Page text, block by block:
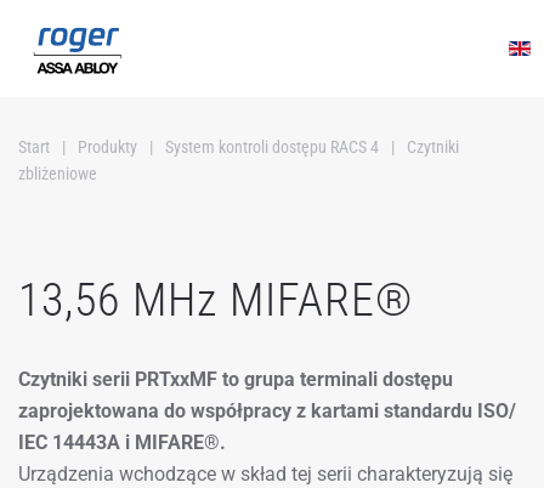
Przejdź do głównej treści
Start Produkty System kontroli dostępu RACS 4
Czytniki
zbliżeniowe
13,56 MHz MIFARE®
Czytniki serii PRTxxMF to grupa terminali dostępu
zaprojektowana do współpracy z kartami standardu ISO/
IEC 14443A i MIFARE®.
Urządzenia wchodzące w skład tej serii charakteryzują się